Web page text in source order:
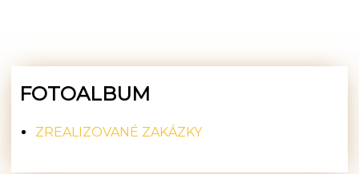
FOTOALBUM
ZREALIZOVANÉ ZAKÁZKY